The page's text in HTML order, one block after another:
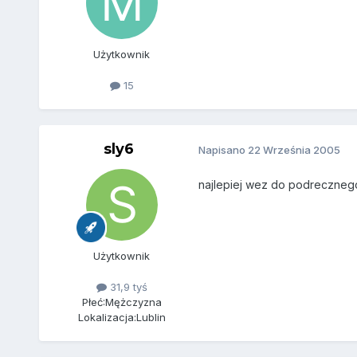
Użytkownik
15
sly6
Użytkownik
31,9 tyś
Płeć:Mężczyzna
Lokalizacja:Lublin
Napisano 22 Września 2005
najlepiej wez do